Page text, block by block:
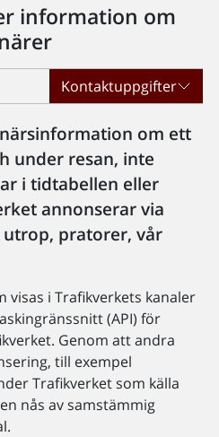
information om
Kontaktuppgifter
om ett
under resan, inte
i tidtabellen eller
annonserar via
pratorer, vår
visas i Trafikverkets kanaler
(API) för
Genom att andra
till exempel
Trafikverket som källa
nås av samstämmig